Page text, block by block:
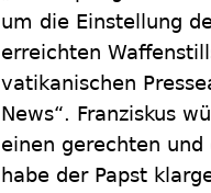
um die Einstellung
erreichten
vatikanischen
News“. Franziskus
einen gerechten und
habe der Papst